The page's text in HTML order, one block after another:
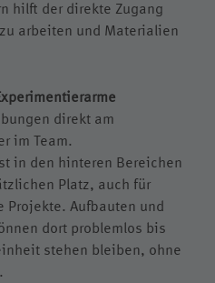
hilft der direkte Zugang
arbeiten und Materialien
direkt am
im Team.
in den hinteren Bereichen
Platz, auch für
Projekte. Aufbauten und
dort problemlos bis
stehen bleiben, ohne